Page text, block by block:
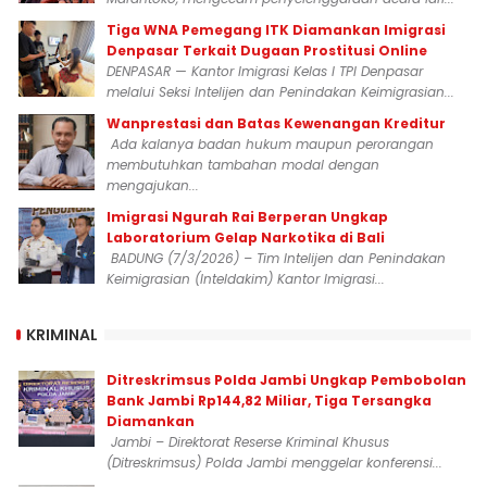
Tiga WNA Pemegang ITK Diamankan Imigrasi
Denpasar Terkait Dugaan Prostitusi Online
DENPASAR — Kantor Imigrasi Kelas I TPI Denpasar
melalui Seksi Intelijen dan Penindakan Keimigrasian...
Wanprestasi dan Batas Kewenangan Kreditur
Ada kalanya badan hukum maupun perorangan
membutuhkan tambahan modal dengan
mengajukan...
Imigrasi Ngurah Rai Berperan Ungkap
Laboratorium Gelap Narkotika di Bali
BADUNG (7/3/2026) – Tim Intelijen dan Penindakan
Keimigrasian (Inteldakim) Kantor Imigrasi...
KRIMINAL
Ditreskrimsus Polda Jambi Ungkap Pembobolan
Bank Jambi Rp144,82 Miliar, Tiga Tersangka
Diamankan
Jambi – Direktorat Reserse Kriminal Khusus
(Ditreskrimsus) Polda Jambi menggelar konferensi...